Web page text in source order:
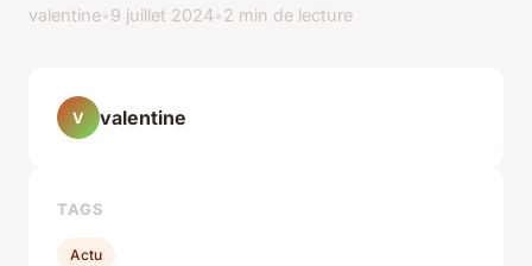
valentine•9 juillet 2024•2 min de lecture
V valentine
TAGS
Actu